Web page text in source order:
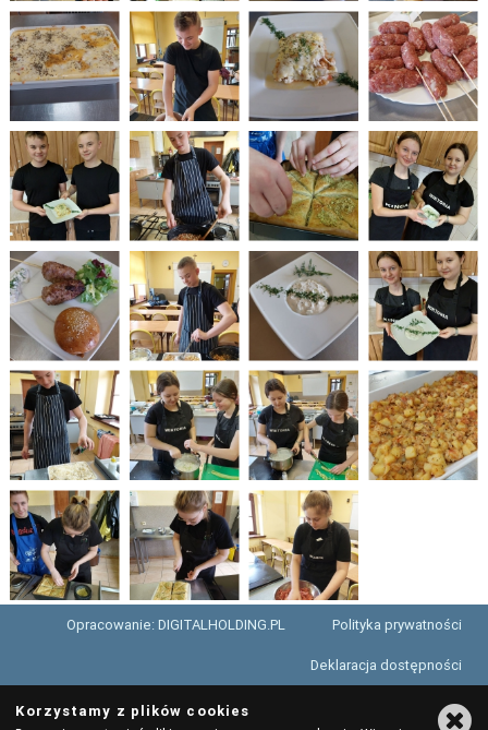
LINK DO WYPOŻYCZEŃ ON-LINE - BIBLIOTEKA
HARMONOGRAM MATURY 2025
EGZAMIN POTWIERDZAJĄCY KWALIFIKACJE W ZAWODZIE CZERWIEC
2026
"WIĘCEJ PRAKTYKI" - 2019 - 2021
"SZKOLIMY ZAWODOWO W POWIECIE OLESKIM” - 2018-2020
LINKI DO PRZETARGÓW 2020 - 2022
„KSZTAŁCIMY KOMPLEKSOWO I NOWOCZEŚNIE”- 2020 - 2022
DZIENNIK ELEKTRONICZNY
INSTRUKCJA LOGOWANIA DO DZIENNIKA
KONCEPCJA PRACY ZESPOŁU SZKÓŁ W GORZOWIE ŚLĄSKIM
WYCIECZKA SZKOLNA
ORGANIZACJA MATURY W "NOWEJ FORMULE"
NABÓR LUTY 2026 DLA DOROSŁYCH - ULOTKA
KARTA ZGŁOSZENIA ZAOCZNE - WORD I PDF
REGULAMINY REKRUTACJI SZKOŁY ZAOCZNE - 2026-2027
PLANY ZAJĘĆ - SZKOŁY ZAOCZNE - TERMINARZ ZJAZDÓW 2025/2026
Opracowanie: DIGITALHOLDING.PL Polityka prywatności
Deklaracja dostępności
Korzystamy z plików cookies